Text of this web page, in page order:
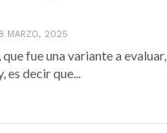
MARZO, 2025
fue una variante a evaluar,
es decir que...